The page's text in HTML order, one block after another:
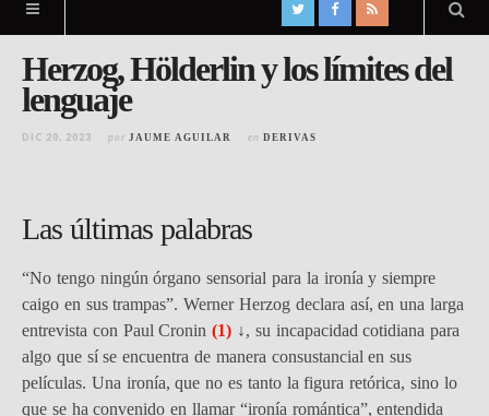
Herzog, Hölderlin y los límites del
lenguaje
DIC 20, 2023 por JAUME AGUILAR en DERIVAS
Las últimas palabras
“No tengo ningún órgano sensorial para la ironía y siempre
caigo en sus trampas”. Werner Herzog declara así, en una larga
entrevista con Paul Cronin(1) ↓, su incapacidad cotidiana para
algo que sí se encuentra de manera consustancial en sus
películas. Una ironía, que no es tanto la figura retórica, sino lo
que se ha convenido en llamar “ironía romántica”, entendida